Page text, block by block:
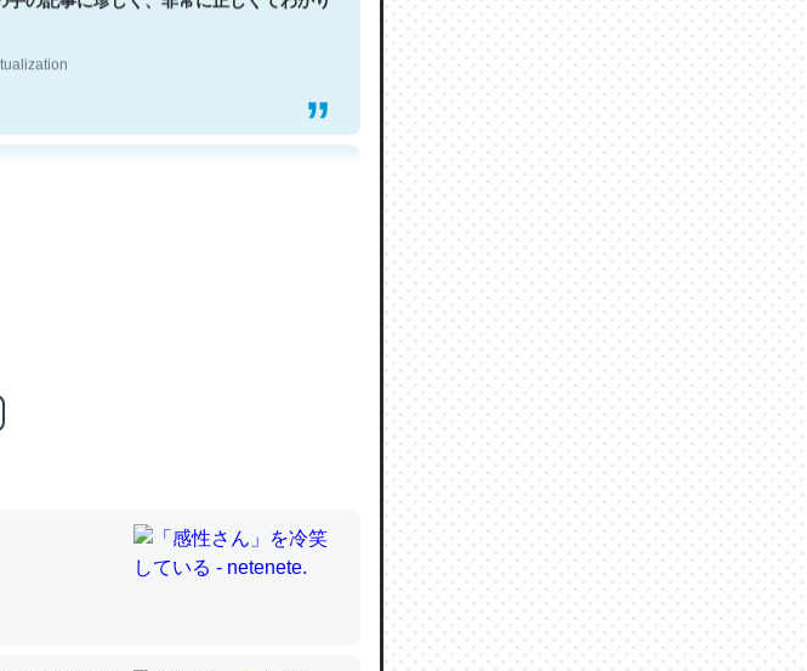
ページ分くらい。小説でいう「ずっと前
は多い分量。進化すればするほど分かり